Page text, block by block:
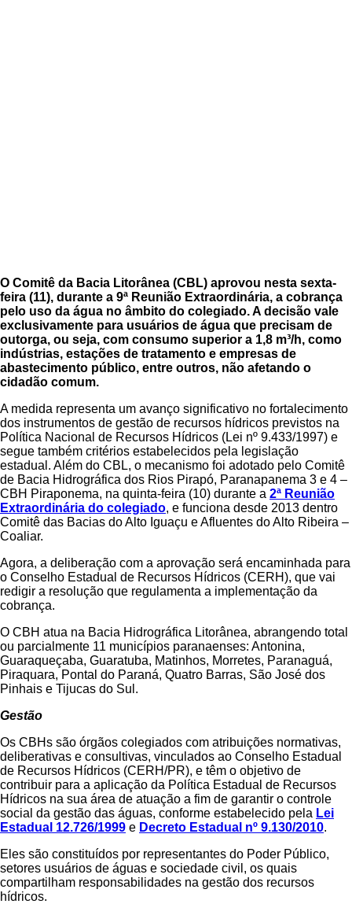
O Comitê da Bacia Litorânea (CBL) aprovou nesta sexta-
feira (11), durante a 9ª Reunião Extraordinária, a cobrança
pelo uso da água no âmbito do colegiado. A decisão vale
exclusivamente para usuários de água que precisam de
outorga, ou seja, com consumo superior a 1,8 m³/h, como
indústrias, estações de tratamento e empresas de
abastecimento público, entre outros, não afetando o
cidadão comum.
A medida representa um avanço significativo no fortalecimento
dos instrumentos de gestão de recursos hídricos previstos na
Política Nacional de Recursos Hídricos (Lei nº 9.433/1997) e
segue também critérios estabelecidos pela legislação
estadual. Além do CBL, o mecanismo foi adotado pelo Comitê
de Bacia Hidrográfica dos Rios Pirapó, Paranapanema 3 e 4 –
CBH Piraponema, na quinta-feira (10) durante a 2ª Reunião
Extraordinária do colegiado, e funciona desde 2013 dentro
Comitê das Bacias do Alto Iguaçu e Afluentes do Alto Ribeira –
Coaliar.
Agora, a deliberação com a aprovação será encaminhada para
o Conselho Estadual de Recursos Hídricos (CERH), que vai
redigir a resolução que regulamenta a implementação da
cobrança.
O CBH atua na Bacia Hidrográfica Litorânea, abrangendo total
ou parcialmente 11 municípios paranaenses: Antonina,
Guaraqueçaba, Guaratuba, Matinhos, Morretes, Paranaguá,
Piraquara, Pontal do Paraná, Quatro Barras, São José dos
Pinhais e Tijucas do Sul.
Gestão
Os CBHs são órgãos colegiados com atribuições normativas,
deliberativas e consultivas, vinculados ao Conselho Estadual
de Recursos Hídricos (CERH/PR), e têm o objetivo de
contribuir para a aplicação da Política Estadual de Recursos
Hídricos na sua área de atuação a fim de garantir o controle
social da gestão das águas, conforme estabelecido pela Lei
Estadual 12.726/1999 e Decreto Estadual nº 9.130/2010.
Eles são constituídos por representantes do Poder Público,
setores usuários de águas e sociedade civil, os quais
compartilham responsabilidades na gestão dos recursos
hídricos.